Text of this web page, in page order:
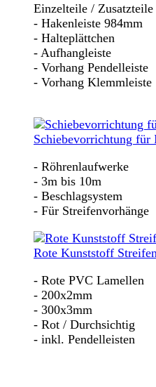
Einzelteile / Zusatzteile
- Hakenleiste 984mm
- Halteplättchen
- Aufhangleiste
- Vorhang Pendelleiste
- Vorhang Klemmleiste
Schiebevorrichtung für
- Röhrenlaufwerke
- 3m bis 10m
- Beschlagsystem
- Für Streifenvorhänge
Rote Kunststoff Streifen
- Rote PVC Lamellen
- 200x2mm
- 300x3mm
- Rot / Durchsichtig
- inkl. Pendelleisten